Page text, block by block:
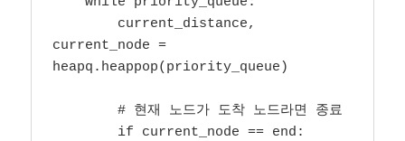
current_node =
heapq.heappop(priority_queue)